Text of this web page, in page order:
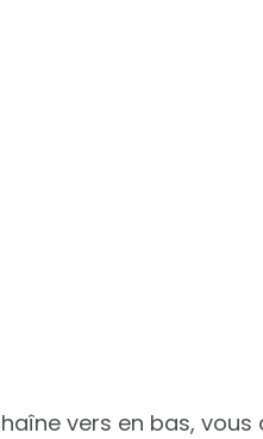
vers en bas,